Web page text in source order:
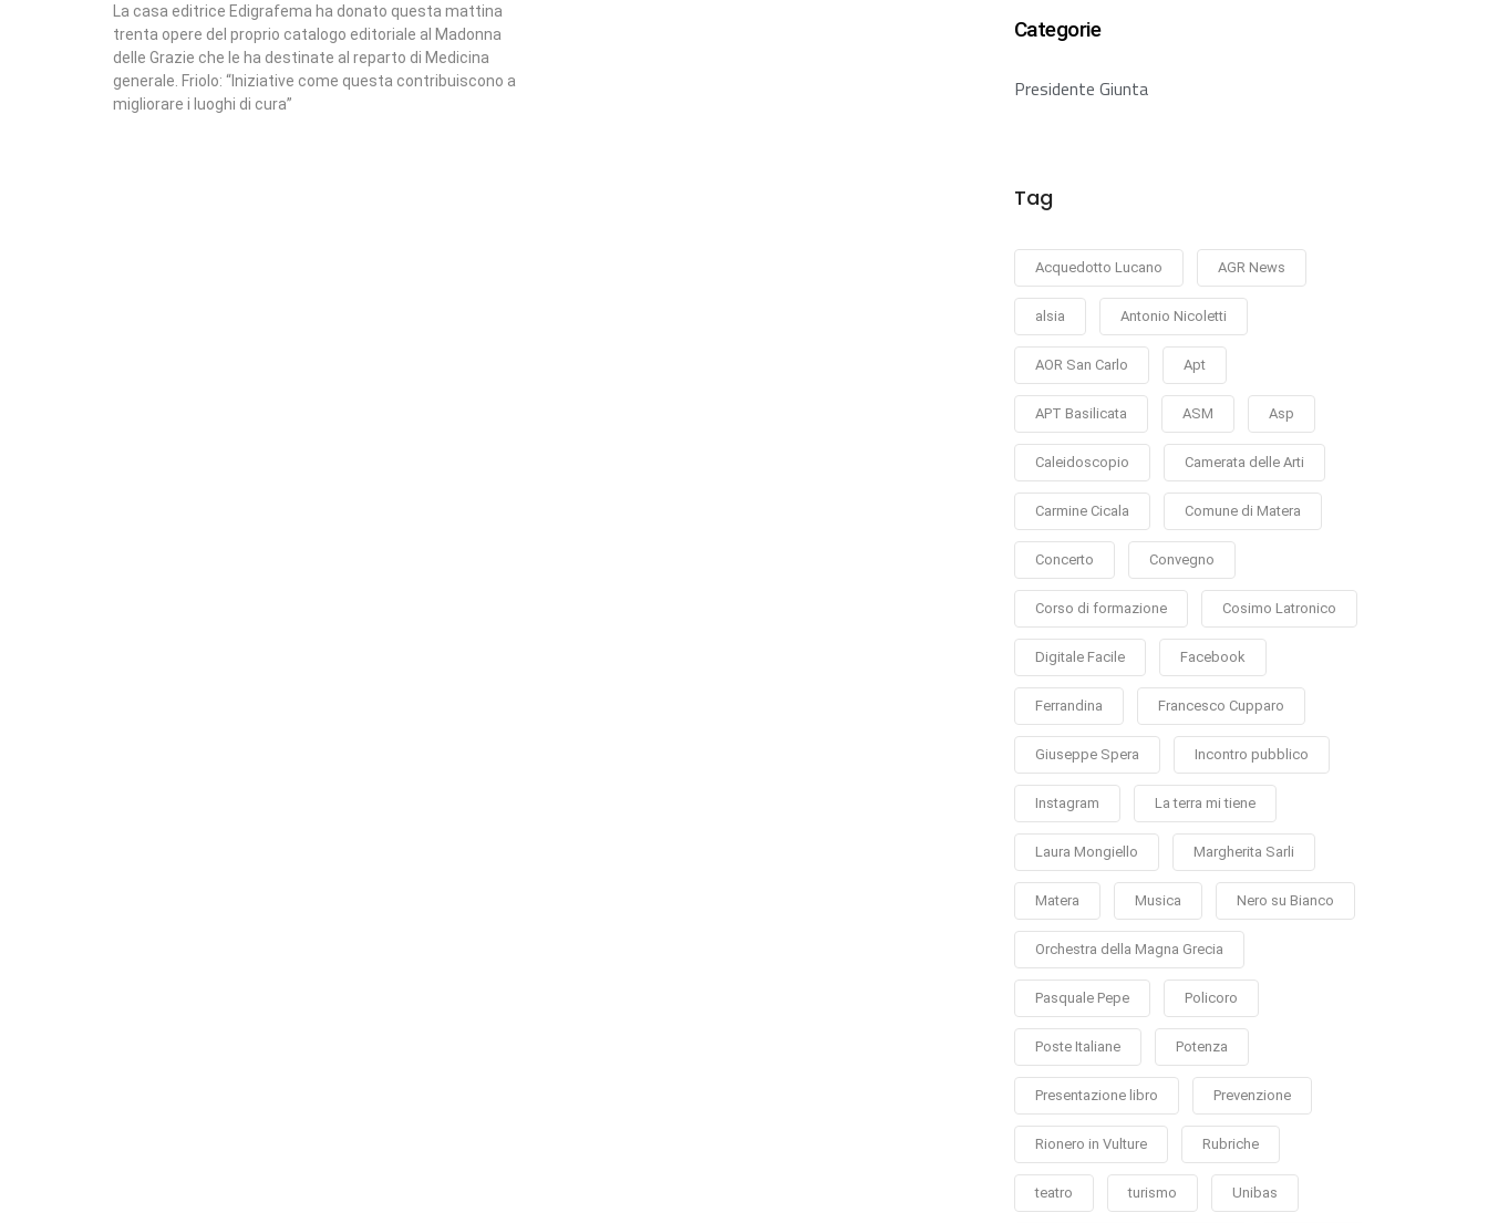
La casa editrice Edigrafema ha donato questa mattina
trenta opere del proprio catalogo editoriale al Madonna
delle Grazie che le ha destinate al reparto di Medicina
generale. Friolo: “Iniziative come questa contribuiscono a
migliorare i luoghi di cura”
Categorie
Presidente Giunta
Tag
Acquedotto Lucano AGR News
alsia Antonio Nicoletti
AOR San Carlo Apt
APT Basilicata ASM Asp
Caleidoscopio Camerata delle Arti
Carmine Cicala Comune di Matera
Concerto Convegno
Corso di formazione Cosimo Latronico
Digitale Facile Facebook
Ferrandina Francesco Cupparo
Giuseppe Spera Incontro pubblico
Instagram La terra mi tiene
Laura Mongiello Margherita Sarli
Matera Musica Nero su Bianco
Orchestra della Magna Grecia
Pasquale Pepe Policoro
Poste Italiane Potenza
Presentazione libro Prevenzione
Rionero in Vulture Rubriche
teatro turismo Unibas